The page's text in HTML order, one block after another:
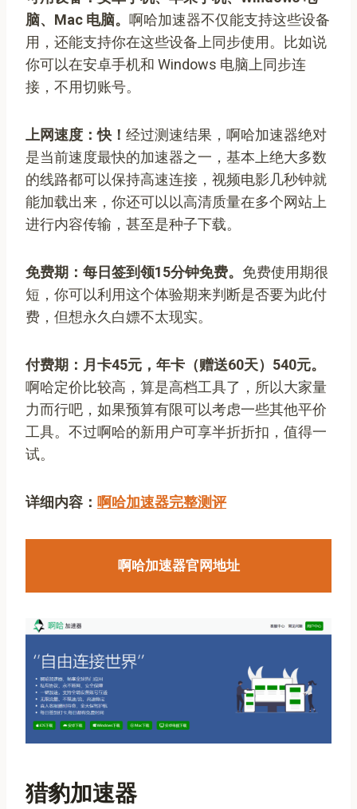
脑、Mac 电脑。 啊哈加速器不仅能支持这些设备
用，还能支持你在这些设备上同步使用。比如说
你可以在安卓手机和 Windows 电脑上同步连
接，不用切账号。
上网速度：快！ 经过测速结果，啊哈加速器绝对
是当前速度最快的加速器之一，基本上绝大多数
的线路都可以保持高速连接，视频电影几秒钟就
能加载出来，你还可以以高清质量在多个网站上
进行内容传输，甚至是种子下载。
免费期：每日签到领15分钟免费。 免费使用期很
短，你可以利用这个体验期来判断是否要为此付
费，但想永久白嫖不太现实。
付费期：月卡45元，年卡（赠送60天）540元。
啊哈定价比较高，算是高档工具了，所以大家量
力而行吧，如果预算有限可以考虑一些其他平价
工具。不过啊哈的新用户可享半折折扣，值得一
试。
详细内容： 啊哈加速器完整测评
啊哈加速器官网地址
猎豹加速器